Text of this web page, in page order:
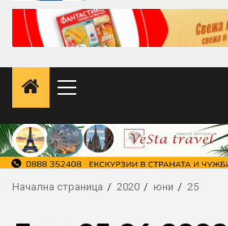
Primary
Начална страница 2020 юни 25